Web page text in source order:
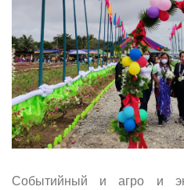
Событийный и агро и